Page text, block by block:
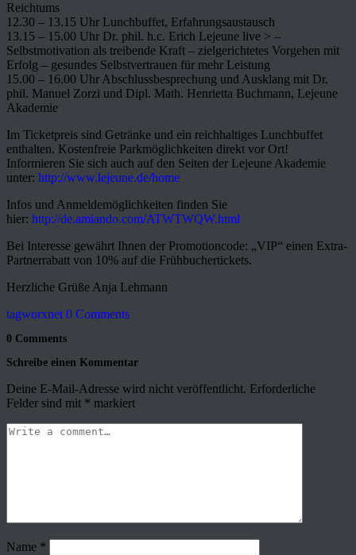
Reichtums
12.30 – 13.15 Uhr Lunchbuffet, Erfahrungsaustausch
13.15 – 15.00 Uhr Dr. phil. h.c. Erich Lejeune live > –
Selbstmotivation als treibende Kraft – zielgerichtetes Vorgehen mit
Erfolg – gesundes Selbstvertrauen für mehr Leistung
15.00 – 16.00 Uhr Abschlussbesprechung und Ausklang mit Dr.
phil. Manuel Zorzi und Dipl. Math. Henrietta Buchmann, Lejeune
Akademie
Im Ticketpreis sind Getränke und ein reichhaltiges Lunchbuffet
enthalten. Kostenfreie Parkmöglichkeiten direkt vor Ort!
Informieren Sie sich auch auf den Seiten der Lejeune Akademie
unter: http://www.lejeune.de/home
Infos und Anmeldemöglichkeiten finden Sie
hier: http://de.amiando.com/ATWTWQW.html
Bei Interesse gewährt Ihnen der Promotioncode: „VIP“ einen Extra-
Partnerrabatt von 10% auf die Frühbuchertickets.
Herzliche Grüße Anja Lehmann
tagworxnet 0 Comments
0 Comments
Schreibe einen Kommentar
Deine E-Mail-Adresse wird nicht veröffentlicht. Erforderliche
Felder sind mit * markiert
Name *